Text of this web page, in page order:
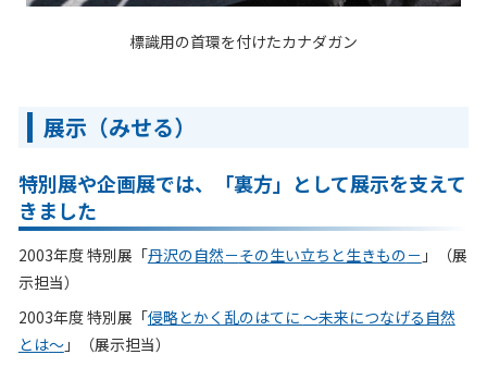
標識用の首環を付けたカナダガン
展示（みせる）
特別展や企画展では、「裏方」として展示を支えて
きました
2003年度 特別展「丹沢の自然－その生い立ちと生きもの－ 」（展
示担当）
2003年度 特別展「侵略とかく乱のはてに ～未来につなげる自然
とは～」（展示担当）